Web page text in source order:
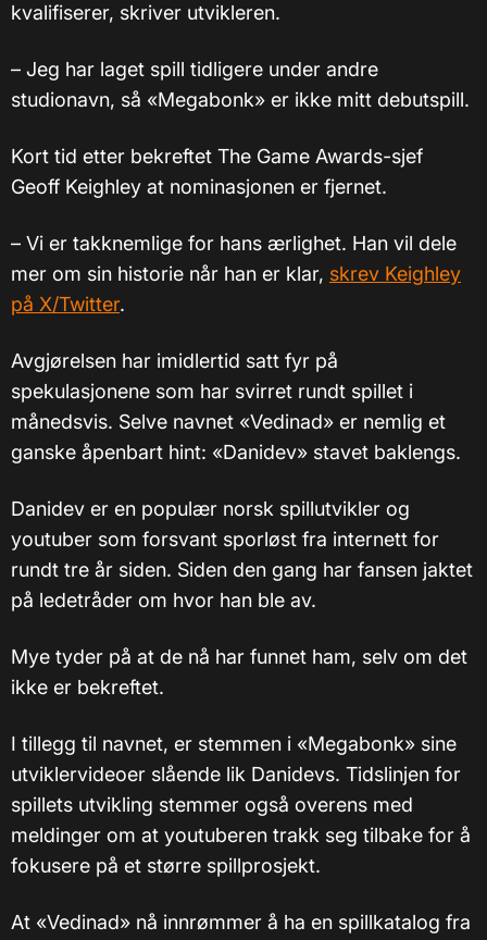
kvalifiserer, skriver utvikleren.
– Jeg har laget spill tidligere under andre
studionavn, så «Megabonk» er ikke mitt debutspill.
Kort tid etter bekreftet The Game Awards-sjef
Geoff Keighley at nominasjonen er fjernet.
– Vi er takknemlige for hans ærlighet. Han vil dele
mer om sin historie når han er klar, skrev Keighley
på X/Twitter.
Avgjørelsen har imidlertid satt fyr på
spekulasjonene som har svirret rundt spillet i
månedsvis. Selve navnet «Vedinad» er nemlig et
ganske åpenbart hint: «Danidev» stavet baklengs.
Danidev er en populær norsk spillutvikler og
youtuber som forsvant sporløst fra internett for
rundt tre år siden. Siden den gang har fansen jaktet
på ledetråder om hvor han ble av.
Mye tyder på at de nå har funnet ham, selv om det
ikke er bekreftet.
I tillegg til navnet, er stemmen i «Megabonk» sine
utviklervideoer slående lik Danidevs. Tidslinjen for
spillets utvikling stemmer også overens med
meldinger om at youtuberen trakk seg tilbake for å
fokusere på et større spillprosjekt.
At «Vedinad» nå innrømmer å ha en spillkatalog fra